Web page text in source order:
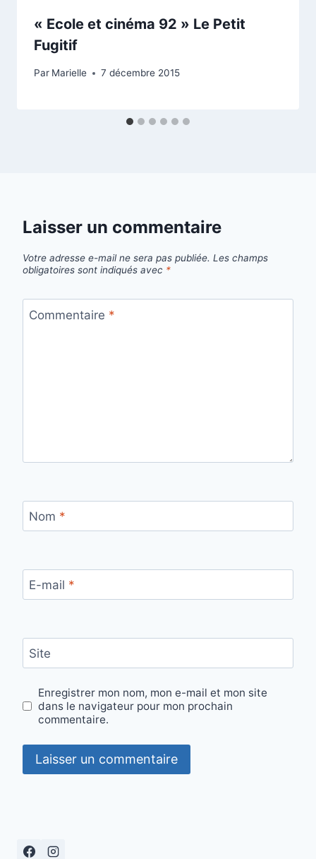
« Ecole et cinéma 92 » Le Petit
Fugitif
Par Marielle 7 décembre 2015
Laisser un commentaire
Votre adresse e-mail ne sera pas publiée. Les champs
obligatoires sont indiqués avec *
Commentaire *
Nom *
E-mail *
Site
Enregistrer mon nom, mon e-mail et mon site
dans le navigateur pour mon prochain
commentaire.